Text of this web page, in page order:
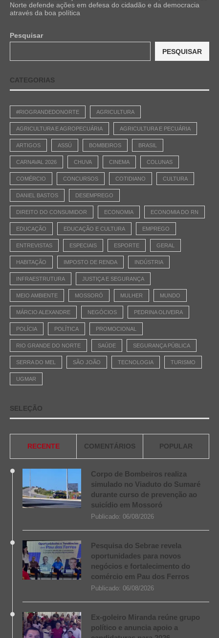
Norte defende ações em defesa do cidadão e da democracia
através da boa política
Pesquisar
PESQUISAR
CATEGORIAS
#RIOGRANDEDONORTE AGRICULTURA
AGRICULTURA E AGROPECUÁRIA AGRICULTURA E PECUÁRIA
ARTIGOS ASSÚ BOMBEIROS BRASIL
CARNAVAL 2026 CHUVA CINEMA COLUNAS
COMÉRCIO CONCURSOS COTIDIANO CULTURA
DANIEL BASTOS DESEMPREGO
DIREITO DO CONSUMIDOR ECONOMIA ECONOMIA DO RN
EDUCAÇÃO EDUCAÇÃO E CULTURA EMPREGO
ENTREVISTAS ESPECIAIS ESPORTE GERAL
HABITAÇÃO IMPOSTO DE RENDA INDÚSTRIA
INFRAESTRUTURA JUSTIÇA E SEGURANÇA
MEIO AMBIENTE MOSSORÓ MULHER MUNDO
MÁRCIO ALEXANDRE NEGÓCIOS PEDRINA OLIVEIRA
POLÍCIA POLÍTICA PROMOCIONAL
RIO GRANDE DO NORTE SAÚDE SEGURANÇA PÚBLICA
SERRA DO MEL SÃO JOÃO TECNOLOGIA TURISMO
UGMAR
SELEÇÃO
RECENTE COMENTÁRIOS POPULAR
Corpo de Bombeiros realiza
simulado no Viaduto do Sumaré
durante curso de prevenção ao
suicídio em Mossoró
Publicado: 06/08/2026
Pesquisa do Sebrae revela
oportunidades para novos
negócios e fortalecimento do
comércio em Pau dos Ferros
Publicado: 06/08/2026
Ex-goleiro Miranda reúne grupo
político e anuncia apoio a